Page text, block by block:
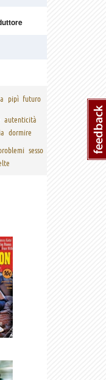
pipì futuro
autenticità
dormire
sesso